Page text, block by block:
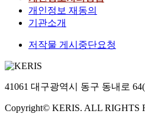
개인정보 재동의
기관소개
저작물 게시중단요청
41061 대구광역시 동구 동내로
Copyright© KERIS. ALL RIGHTS